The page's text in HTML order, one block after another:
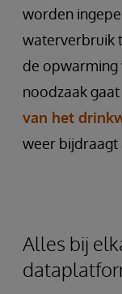
worden
waterverbruik
de opwarming
noodzaak
van het
weer bijdraagt
Alles bij